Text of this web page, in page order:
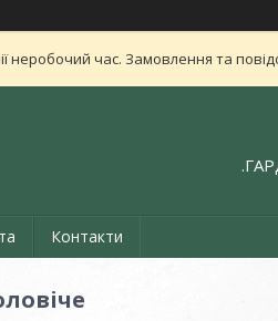
неробочий час. Замовлення та
Контакти